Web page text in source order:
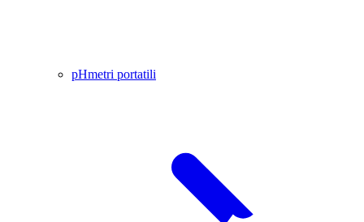
pHmetri portatili